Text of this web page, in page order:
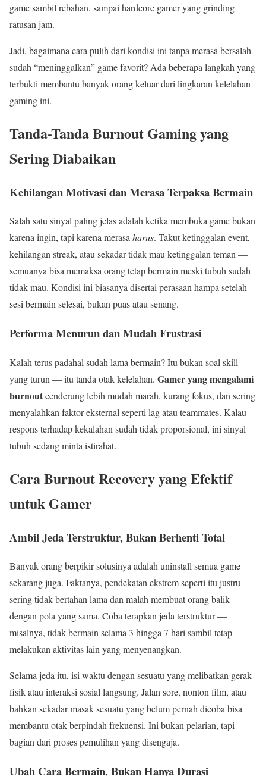
game sambil rebahan, sampai hardcore gamer yang grinding
ratusan jam.
Jadi, bagaimana cara pulih dari kondisi ini tanpa merasa bersalah
sudah “meninggalkan” game favorit? Ada beberapa langkah yang
terbukti membantu banyak orang keluar dari lingkaran kelelahan
gaming ini.
Tanda-Tanda Burnout Gaming yang
Sering Diabaikan
Kehilangan Motivasi dan Merasa Terpaksa Bermain
Salah satu sinyal paling jelas adalah ketika membuka game bukan
karena ingin, tapi karena merasaharus. Takut ketinggalan event,
kehilangan streak, atau sekadar tidak mau ketinggalan teman —
semuanya bisa memaksa orang tetap bermain meski tubuh sudah
tidak mau. Kondisi ini biasanya disertai perasaan hampa setelah
sesi bermain selesai, bukan puas atau senang.
Performa Menurun dan Mudah Frustrasi
Kalah terus padahal sudah lama bermain? Itu bukan soal skill
yang turun — itu tanda otak kelelahan. Gamer yang mengalami
burnoutcenderung lebih mudah marah, kurang fokus, dan sering
menyalahkan faktor eksternal seperti lag atau teammates. Kalau
respons terhadap kekalahan sudah tidak proporsional, ini sinyal
tubuh sedang minta istirahat.
Cara Burnout Recovery yang Efektif
untuk Gamer
Ambil Jeda Terstruktur, Bukan Berhenti Total
Banyak orang berpikir solusinya adalah uninstall semua game
sekarang juga. Faktanya, pendekatan ekstrem seperti itu justru
sering tidak bertahan lama dan malah membuat orang balik
dengan pola yang sama. Coba terapkan jeda terstruktur —
misalnya, tidak bermain selama 3 hingga 7 hari sambil tetap
melakukan aktivitas lain yang menyenangkan.
Selama jeda itu, isi waktu dengan sesuatu yang melibatkan gerak
fisik atau interaksi sosial langsung. Jalan sore, nonton film, atau
bahkan sekadar masak sesuatu yang belum pernah dicoba bisa
membantu otak berpindah frekuensi. Ini bukan pelarian, tapi
bagian dari proses pemulihan yang disengaja.
Ubah Cara Bermain, Bukan Hanya Durasi